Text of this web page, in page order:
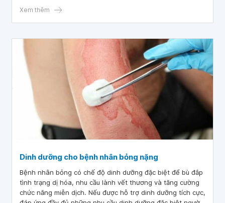
Xem thêm
Dinh dưỡng cho bệnh nhân bỏng nặng
Bệnh nhân bỏng có chế độ dinh dưỡng đặc biệt để bù đắp
tình trạng dị hóa, nhu cầu lành vết thương và tăng cường
chức năng miễn dịch. Nếu được hỗ trợ dinh dưỡng tích cực,